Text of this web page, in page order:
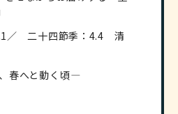
／ 二十四節季：4.4 清
春へと動く頃―